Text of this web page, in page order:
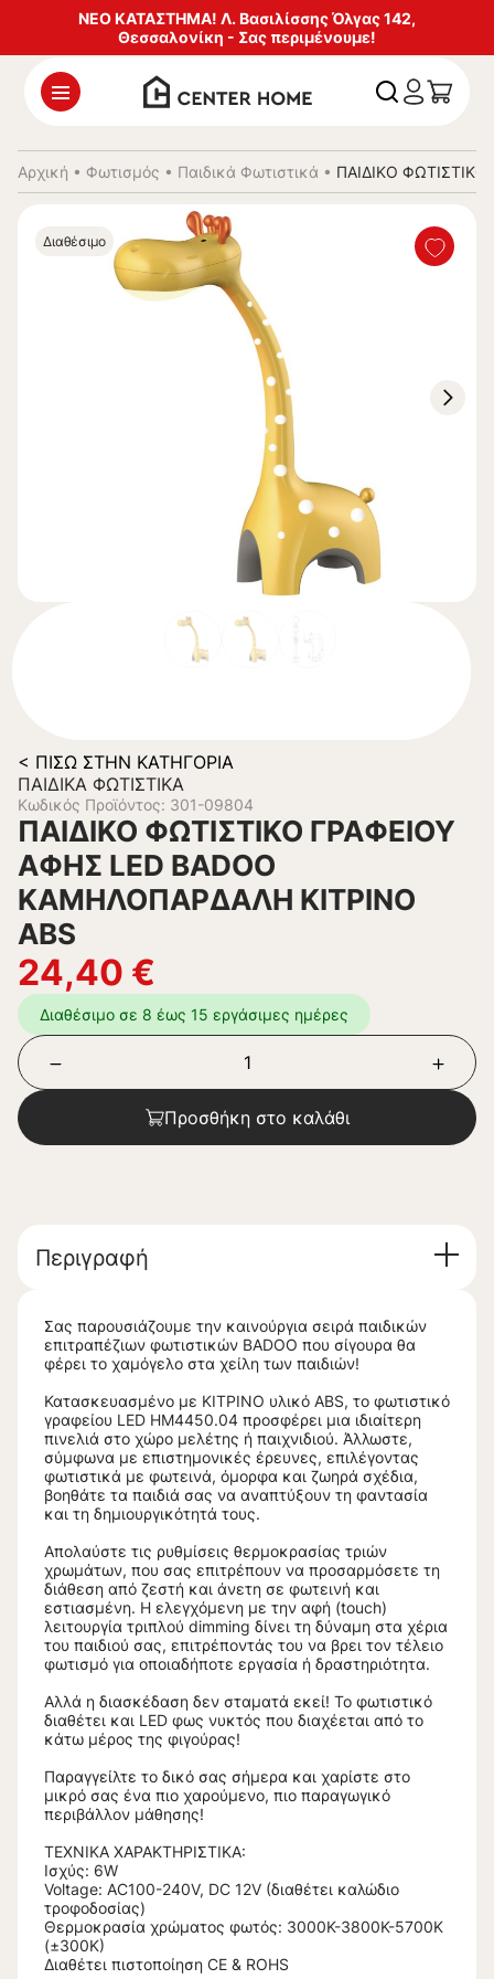
ΝΕΟ ΚΑΤΑΣΤΗΜΑ! Λ. Βασιλίσσης Όλγας 142,
Θεσσαλονίκη - Σας περιμένουμε!
Αρχική • Φωτισμός • Παιδικά Φωτιστικά • ΠΑΙΔΙΚΟ
Διαθέσιμο
< ΠΊΣΩ ΣΤΗΝ ΚΑΤΗΓΟΡΊΑ
ΠΑΙΔΙΚΆ ΦΩΤΙΣΤΙΚΆ
Κωδικός Προϊόντος: 301-09804
ΠΑΙΔΙΚΟ ΦΩΤΙΣΤΙΚΟ ΓΡΑΦΕΙΟΥ
ΑΦΗΣ LED BADOO
ΚΑΜΗΛΟΠΑΡΔΑΛΗ ΚΙΤΡΙΝΟ
ABS
24,40 €
Διαθέσιμο σε 8 έως 15 εργάσιμες ημέρες
Προσθήκη στο καλάθι
Περιγραφή
Σας παρουσιάζουμε την καινούργια σειρά παιδικών
επιτραπέζιων φωτιστικών BADOO που σίγουρα θα
φέρει το χαμόγελο στα χείλη των παιδιών!
Κατασκευασμένο με ΚΙΤΡΙΝΟ υλικό ABS, το φωτιστικό
γραφείου LED ΗΜ4450.04 προσφέρει μια ιδιαίτερη
πινελιά στο χώρο μελέτης ή παιχνιδιού. Άλλωστε,
σύμφωνα με επιστημονικές έρευνες, επιλέγοντας
φωτιστικά με φωτεινά, όμορφα και ζωηρά σχέδια,
βοηθάτε τα παιδιά σας να αναπτύξουν τη φαντασία
και τη δημιουργικότητά τους.
Απολαύστε τις ρυθμίσεις θερμοκρασίας τριών
χρωμάτων, που σας επιτρέπουν να προσαρμόσετε τη
διάθεση από ζεστή και άνετη σε φωτεινή και
εστιασμένη. Η ελεγχόμενη με την αφή (touch)
λειτουργία τριπλού dimming δίνει τη δύναμη στα χέρια
του παιδιού σας, επιτρέποντάς του να βρει τον τέλειο
φωτισμό για οποιαδήποτε εργασία ή δραστηριότητα.
Αλλά η διασκέδαση δεν σταματά εκεί! Το φωτιστικό
διαθέτει και LED φως νυκτός που διαχέεται από το
κάτω μέρος της φιγούρας!
Παραγγείλτε το δικό σας σήμερα και χαρίστε στο
μικρό σας ένα πιο χαρούμενο, πιο παραγωγικό
περιβάλλον μάθησης!
ΤΕΧΝΙΚΑ ΧΑΡΑΚΤΗΡΙΣΤΙΚΑ:
Ισχύς: 6W
Voltage: AC100-240V, DC 12V (διαθέτει καλώδιο
τροφοδοσίας)
Θερμοκρασία χρώματος φωτός: 3000Κ-3800Κ-5700Κ
(±300Κ)
Διαθέτει πιστοποίηση CE & ROHS